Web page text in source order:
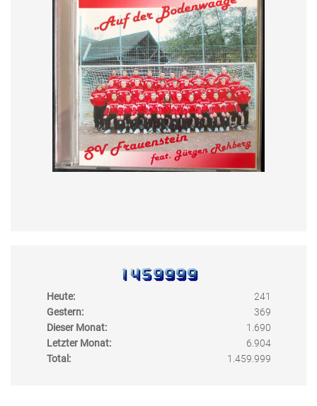
Heute:
241
Gestern:
369
Dieser Monat:
1.690
Letzter Monat:
6.904
Total:
1.459.999